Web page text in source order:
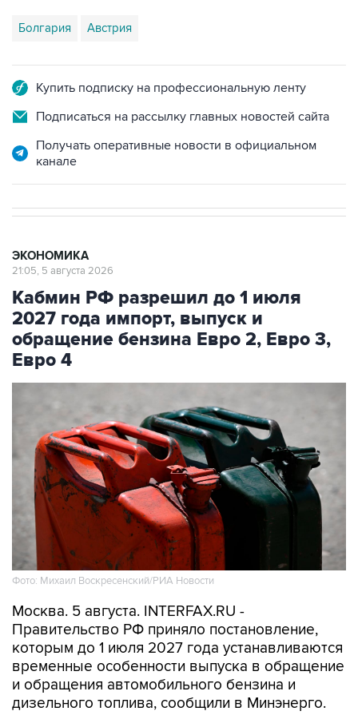
Болгария Австрия
Купить подписку на профессиональную ленту
Подписаться на рассылку главных новостей сайта
Получать оперативные новости в официальном
канале
ЭКОНОМИКА
21:05, 5 августа 2026
Кабмин РФ разрешил до 1 июля
2027 года импорт, выпуск и
обращение бензина Евро 2, Евро 3,
Евро 4
Фото: Михаил Воскресенский/РИА Новости
Москва. 5 августа. INTERFAX.RU -
Правительство РФ приняло постановление,
которым до 1 июля 2027 года устанавливаются
временные особенности выпуска в обращение
и обращения автомобильного бензина и
дизельного топлива, сообщили в Минэнерго.